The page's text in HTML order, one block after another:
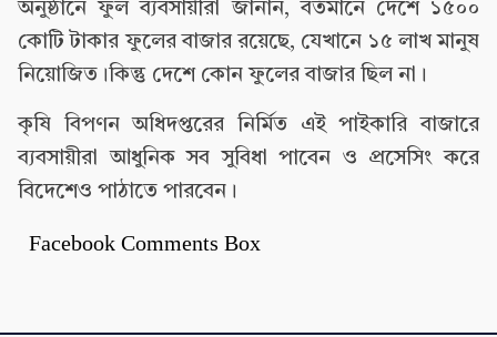
অনুষ্ঠানে ফুল ব্যবসায়ীরা জানান, বর্তমানে দেশে ১৫০০
কোটি টাকার ফুলের বাজার রয়েছে, যেখানে ১৫ লাখ মানুষ
নিয়োজিত।কিন্তু দেশে কোন ফুলের বাজার ছিল না।
কৃষি বিপণন অধিদপ্তরের নির্মিত এই পাইকারি বাজারে
ব্যবসায়ীরা আধুনিক সব সুবিধা পাবেন ও প্রসেসিং করে
বিদেশেও পাঠাতে পারবেন।
Facebook Comments Box